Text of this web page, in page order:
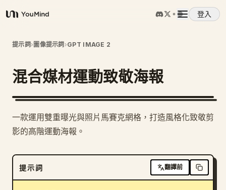
YouMind
登入
概覽
使用案例
定價
提示詞› 圖像提示詞 ›GPT IMAGE 2
混合媒材運動致敬海報
一款運用雙重曝光與照片馬賽克網格，打造風格化致敬剪
影的高階運動海報。
提示詞 翻譯前